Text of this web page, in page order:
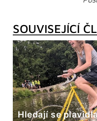
SOUVISEJÍCÍ
Hledají se